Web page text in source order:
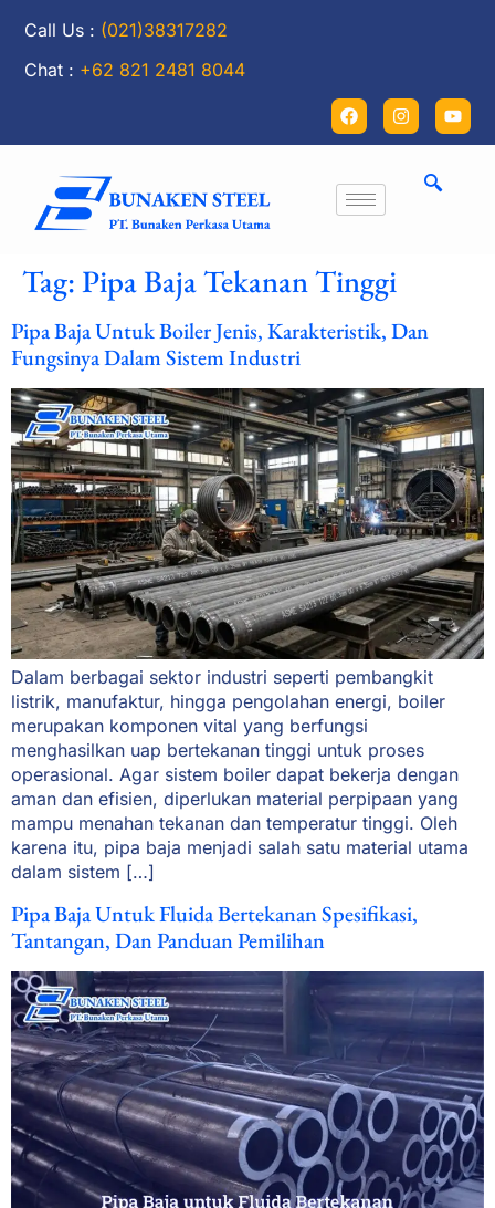
Call Us : (021)38317282
Chat : +62 821 2481 8044
Tag:Pipa Baja Tekanan Tinggi
Pipa Baja Untuk Boiler Jenis, Karakteristik, Dan
Fungsinya Dalam Sistem Industri
Dalam berbagai sektor industri seperti pembangkit
listrik, manufaktur, hingga pengolahan energi, boiler
merupakan komponen vital yang berfungsi
menghasilkan uap bertekanan tinggi untuk proses
operasional. Agar sistem boiler dapat bekerja dengan
aman dan efisien, diperlukan material perpipaan yang
mampu menahan tekanan dan temperatur tinggi. Oleh
karena itu, pipa baja menjadi salah satu material utama
dalam sistem […]
Pipa Baja Untuk Fluida Bertekanan Spesifikasi,
Tantangan, Dan Panduan Pemilihan